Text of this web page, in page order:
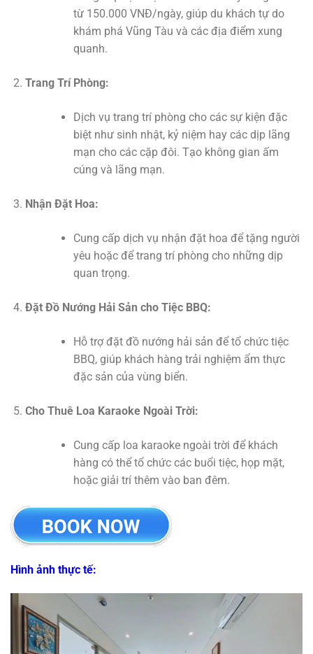
từ 150.000 VNĐ/ngày, giúp du khách tự do
khám phá Vũng Tàu và các địa điểm xung
quanh.
Trang Trí Phòng:
Dịch vụ trang trí phòng cho các sự kiện đặc
biệt như sinh nhật, kỷ niệm hay các dịp lãng
mạn cho các cặp đôi. Tạo không gian ấm
cúng và lãng mạn.
Nhận Đặt Hoa:
Cung cấp dịch vụ nhận đặt hoa để tặng người
yêu hoặc để trang trí phòng cho những dịp
quan trọng.
Đặt Đồ Nướng Hải Sản cho Tiệc BBQ:
Hỗ trợ đặt đồ nướng hải sản để tổ chức tiệc
BBQ, giúp khách hàng trải nghiệm ẩm thực
đặc sản của vùng biển.
Cho Thuê Loa Karaoke Ngoài Trời:
Cung cấp loa karaoke ngoài trời để khách
hàng có thể tổ chức các buổi tiệc, họp mặt,
hoặc giải trí thêm vào ban đêm.
Hình ảnh thực tế: